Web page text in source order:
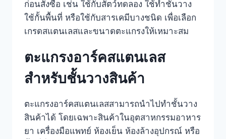
ก่อนสั่งซื้อ เช่น ใช้กับสัตว์ทดลอง ใช้ทำชั้นวาง
ใช้กั้นพื้นที่ หรือใช้กับสารเคมีบางชนิด เพื่อเลือก
เกรดสแตนเลสและขนาดตะแกรงให้เหมาะสม
ตะแกรงอาร์คสแตนเลส
สำหรับชั้นวางสินค้า
ตะแกรงอาร์คสแตนเลสสามารถนำไปทำชั้นวาง
สินค้าได้ โดยเฉพาะสินค้าในอุตสาหกรรมอาหาร
ยา เครื่องมือแพทย์ ห้องเย็น ห้องล้างอุปกรณ์ หรือ